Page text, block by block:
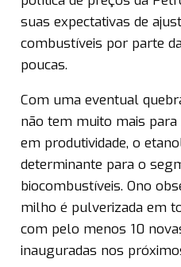
suas expectativas de
combustíveis por parte
poucas.
Com uma eventual
não tem muito mais
em produtividade, o
determinante para o
biocombustíveis. Ono
milho é pulverizada em
com pelo menos 10
inauguradas nos